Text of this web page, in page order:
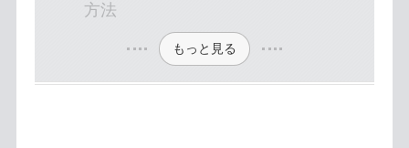
方法
もっと見る